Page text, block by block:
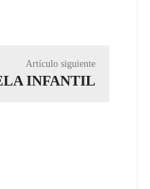
Artículo siguiente
INFANTIL